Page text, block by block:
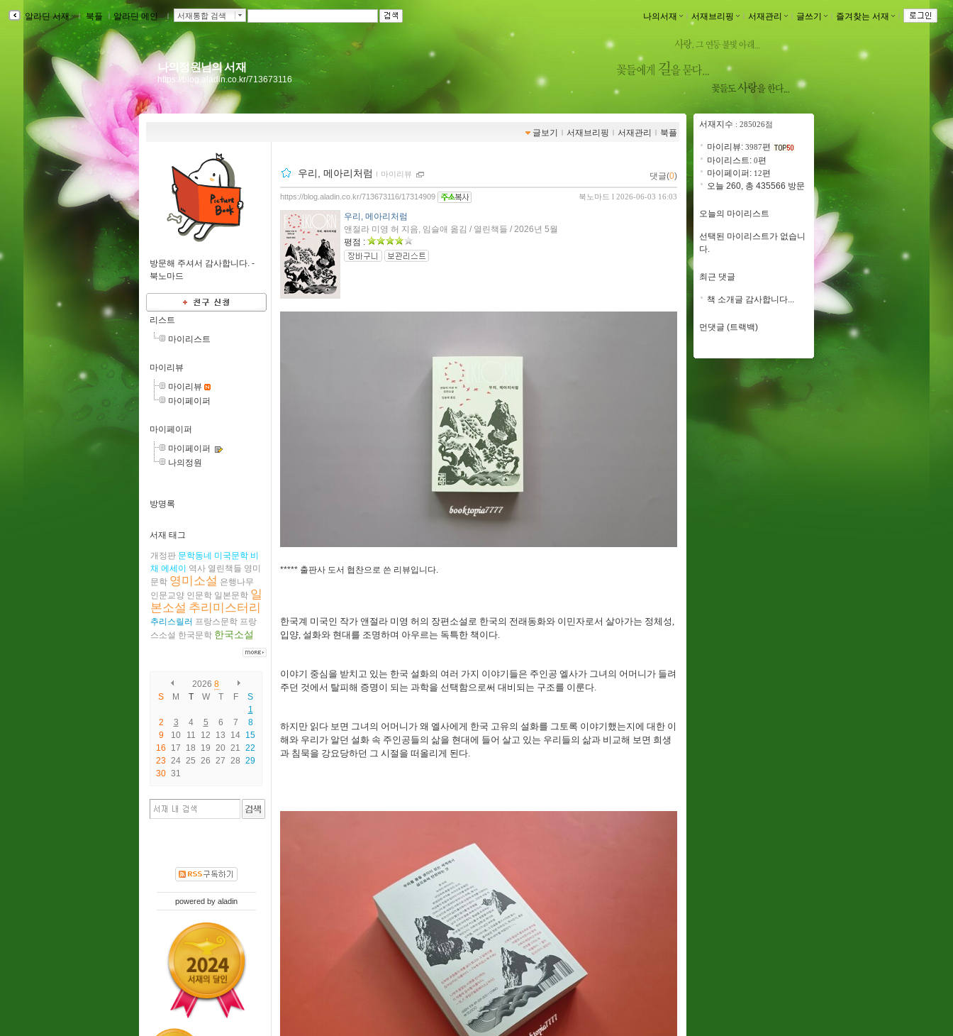
알라딘 서재 ｌ 북플 ｌ알라딘 메인 ｌ 서재통합 검색 나의서재 ｌ 서재브리핑 ｌ 서재관리 ｌ 글쓰기 ｌ 즐겨찾는 서재 ｌ
나의정원님의 서재
https://blog.aladin.co.kr/713673116
글보기 ｌ 서재브리핑 ｌ 서재관리 ｌ 북플
방문해 주셔서 감사합니다. -
북노마드
리스트
마이리스트
마이리뷰
마이리뷰
마이페이퍼
마이페이퍼
마이페이퍼
나의정원
방명록
서재 태그
개정판 문학동네 미국문학 비
채 에세이 역사 열린책들 영미
문학 영미소설 은행나무
인문교양 인문학 일본문학 일
본소설 추리미스터리
추리스릴러 프랑스문학 프랑
스소설 한국문학 한국소설
2026 8
S
M T W T F
S
1
2
3 4 5 6 7
8
9
10 11 12 13 14 15
16
17 18 19 20 21 22
23 24 25 26 27 28 29
30 31
powered by aladin
우리, 메아리처럼 ｌ 마이리뷰 댓글(0)
북노마드 l 2026-06-03 16:03
https://blog.aladin.co.kr/713673116/17314909
우리, 메아리처럼
앤절라 미영 허 지음, 임슬애 옮김 / 열린책들 / 2026년 5월
평점 :
***** 출판사 도서 협찬으로 쓴 리뷰입니다.
한국계 미국인 작가 앤절라 미영 허의 장편소설로 한국의 전래동화와 이민자로서 살아가는 정체성,
입양, 설화와 현대를 조명하며 아우르는 독특한 책이다.
이야기 중심을 받치고 있는 한국 설화의 여러 가지 이야기들은 주인공 엘사가 그녀의 어머니가 들려
주던 것에서 탈피해 증명이 되는 과학을 선택함으로써 대비되는 구조를 이룬다.
하지만 읽다 보면 그녀의 어머니가 왜 엘사에게 한국 고유의 설화를 그토록 이야기했는지에 대한 이
해와 우리가 알던 설화 속 주인공들의 삶을 현대에 들어 살고 있는 우리들의 삶과 비교해 보면 희생
과 침묵을 강요당하던 그 시절을 떠올리게 된다.
서재지수 : 285026점
마이리뷰: 3987편
마이리스트: 0편
마이페이퍼: 12편
오늘 260, 총 435566 방문
오늘의 마이리스트
선택된 마이리스트가 없습니
다.
최근 댓글
책 소개글 감사합니다...
먼댓글 (트랙백)